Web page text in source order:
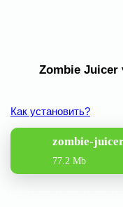
Zombie Juicer
Как установить?
zombie-
77.2 Mb